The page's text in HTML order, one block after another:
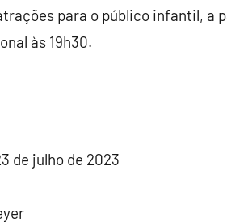
para o público infantil, a
às 19h30.
de julho de 2023